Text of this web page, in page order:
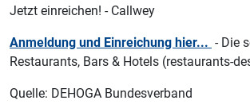
Jetzt einreichen! - Callwey
Anmeldung und Einreichung hier... - Die
Restaurants, Bars & Hotels (restaurants-
Quelle: DEHOGA Bundesverband